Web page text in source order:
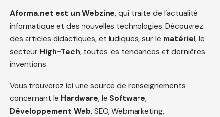
Aforma.net est un Webzine, qui traite de l’actualité
informatique et des nouvelles technologies. Découvrez
des articles didactiques, et ludiques, sur le matériel, le
secteur High-Tech, toutes les tendances et dernières
inventions.
Vous trouverez ici une source de renseignements
concernant le Hardware, le Software,
Développement Web, SEO, Webmarketing,